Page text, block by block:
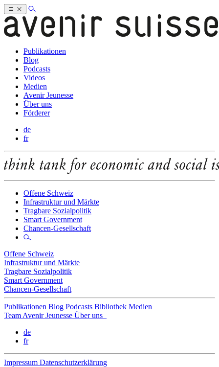
Publikationen
Blog
Podcasts
Videos
Medien
Avenir Jeunesse
Über uns
Förderer
de
fr
Offene Schweiz
Infrastruktur und Märkte
Tragbare Sozialpolitik
Smart Government
Chancen-Gesellschaft
Offene Schweiz
Infrastruktur und Märkte
Tragbare Sozialpolitik
Smart Government
Chancen-Gesellschaft
Publikationen Blog Podcasts Bibliothek Medien
Team Avenir Jeunesse Über uns
de
fr
Impressum Datenschutzerklärung